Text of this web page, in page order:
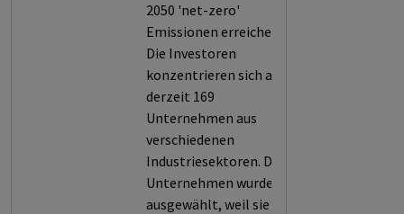
2050 'net-zero'
Emissionen erreichen.
Die Investoren
konzentrieren sich auf
derzeit 169
Unternehmen aus
verschiedenen
Industriesektoren. Die
Unternehmen wurden
ausgewählt, weil sie